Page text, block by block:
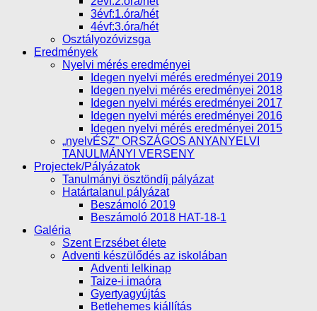
3évf:1.óra/hét
4évf:3.óra/hét
Osztályozóvizsga
Eredmények
Nyelvi mérés eredményei
Idegen nyelvi mérés eredményei 2019
Idegen nyelvi mérés eredményei 2018
Idegen nyelvi mérés eredményei 2017
Idegen nyelvi mérés eredményei 2016
Idegen nyelvi mérés eredményei 2015
„nyelvÉSZ” ORSZÁGOS ANYANYELVI
TANULMÁNYI VERSENY
Projectek/Pályázatok
Tanulmányi ösztöndíj pályázat
Határtalanul pályázat
Beszámoló 2019
Beszámoló 2018 HAT-18-1
Galéria
Szent Erzsébet élete
Adventi készülődés az iskolában
Adventi lelkinap
Taize-i imaóra
Gyertyagyújtás
Betlehemes kiállítás